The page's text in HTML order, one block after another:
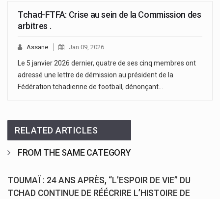
Tchad-FTFA: Crise au sein de la Commission des
arbitres .
Assane Jan 09, 2026
Le 5 janvier 2026 dernier, quatre de ses cinq membres ont
adressé une lettre de démission au président de la
Fédération tchadienne de football, dénonçant…
RELATED ARTICLES
FROM THE SAME CATEGORY
TOUMAÏ : 24 ANS APRÈS, “L’ESPOIR DE VIE” DU
TCHAD CONTINUE DE RÉÉCRIRE L’HISTOIRE DE